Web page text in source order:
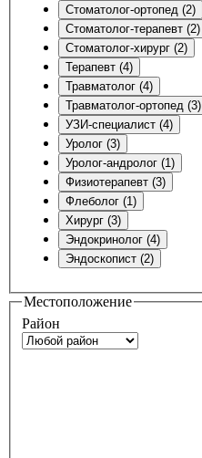
Стоматолог-ортопед (2)
Стоматолог-терапевт (2)
Стоматолог-хирург (2)
Терапевт (4)
Травматолог (4)
Травматолог-ортопед (3)
УЗИ-специалист (4)
Уролог (3)
Уролог-андролог (1)
Физиотерапевт (3)
Флеболог (1)
Хирург (3)
Эндокринолог (4)
Эндоскопист (2)
Местоположение
Район